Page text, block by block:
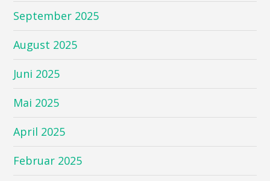
September 2025
August 2025
Juni 2025
Mai 2025
April 2025
Februar 2025